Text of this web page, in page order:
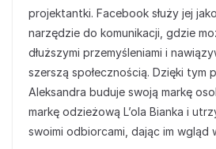
projektantki. Facebook służy jej
narzędzie do komunikacji, gdzie
dłuższymi przemyśleniami i
szerszą społecznością. Dzięki tym
Aleksandra buduje swoją markę
markę odzieżową L’ola Bianka i
swoimi odbiorcami, dając im wgląd